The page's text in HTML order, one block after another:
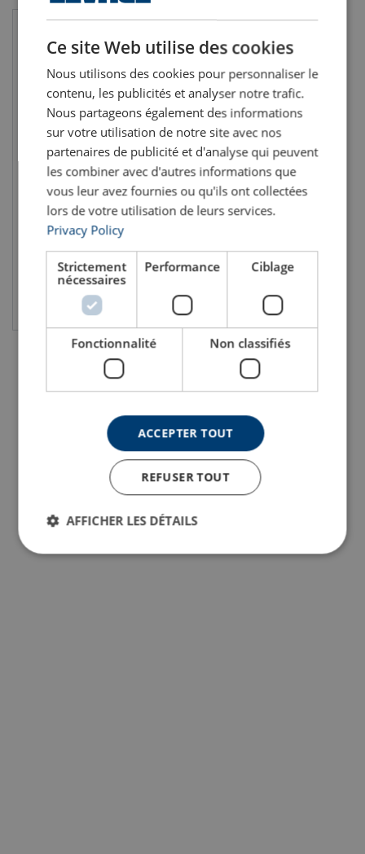
Tête d'équilibrage TC
Pour élingue câble
CMU: 2 - 10 tonne(s)
Voir le produit
Ce site Web utilise des cookies
Nous utilisons des cookies pour personnaliser le
contenu, les publicités et analyser notre trafic.
Nous partageons également des informations
sur votre utilisation de notre site avec nos
partenaires de publicité et d'analyse qui peuvent
les combiner avec d'autres informations que
vous leur avez fournies ou qu'ils ont collectées
lors de votre utilisation de leurs services.
Privacy Policy
Strictement
nécessaires
Performance Ciblage
Fonctionnalité Non classifiés
ACCEPTER TOUT
REFUSER TOUT
AFFICHER LES DÉTAILS